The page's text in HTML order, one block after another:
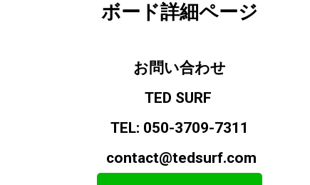
ボード詳細ページ
お問い合わせ
TED SURF
TEL: 050-3709-7311
contact@tedsurf.com